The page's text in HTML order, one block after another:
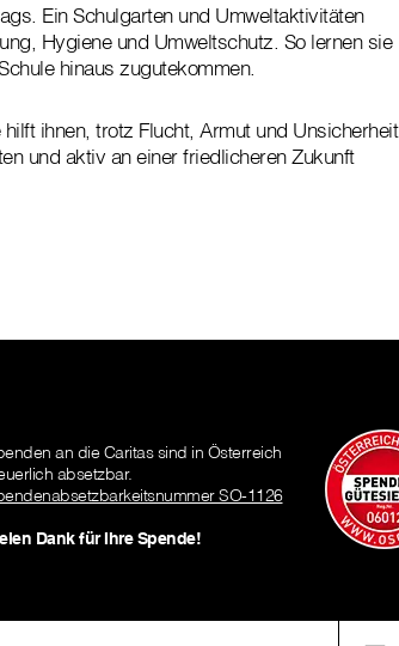
Ein Schulgarten und Umweltaktivitäten
Hygiene und Umweltschutz. So lernen sie
hinaus zugutekommen.
ihnen, trotz Flucht, Armut und Unsicherheit
und aktiv an einer friedlicheren Zukunft
an die Caritas sind in Österreich
absetzbar.
SO-1126
Dank für Ihre Spende!